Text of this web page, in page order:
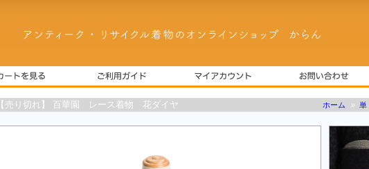
【売り切れ】 百華園 レース着物 花ダイヤ ホーム » 単